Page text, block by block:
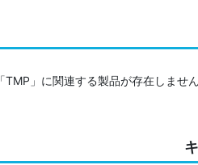
「TMP」に関連する製品が存在しません